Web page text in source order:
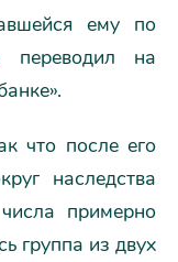
ему по
переводил на
что после его
наследства
примерно
группа из двух